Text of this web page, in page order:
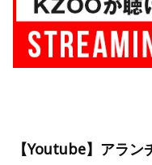
【Youtube】アラン